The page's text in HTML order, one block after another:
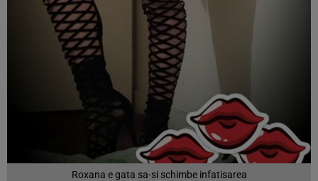
Roxana e gata sa-si schimbe infatisarea